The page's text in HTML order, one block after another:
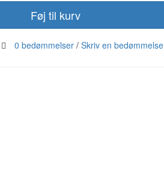
Føj til kurv
0 bedømmelser/ Skriv en bedømmelse